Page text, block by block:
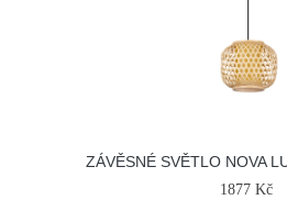
ZÁVĚSNÉ SVĚTLO NOVA
1877 Kč